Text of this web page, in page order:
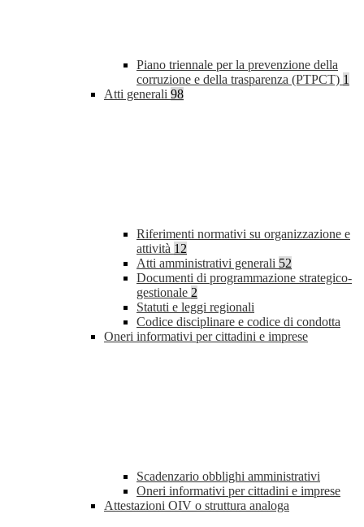
Piano triennale per la prevenzione della
corruzione e della trasparenza (PTPCT) 1
Atti generali 98
Riferimenti normativi su organizzazione e
attività 12
Atti amministrativi generali 52
Documenti di programmazione strategico-
gestionale 2
Statuti e leggi regionali
Codice disciplinare e codice di condotta
Oneri informativi per cittadini e imprese
Scadenzario obblighi amministrativi
Oneri informativi per cittadini e imprese
Attestazioni OIV o struttura analoga